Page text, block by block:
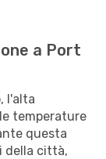
a Port
l'alta
temperature
questa
della città,